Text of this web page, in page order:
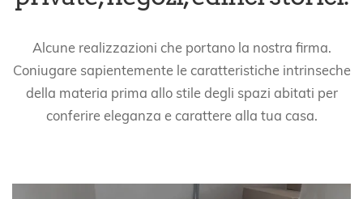
Alcune realizzazioni che portano la nostra firma.
Coniugare sapientemente le caratteristiche intrinseche
della materia prima allo stile degli spazi abitati per
conferire eleganza e carattere alla tua casa.